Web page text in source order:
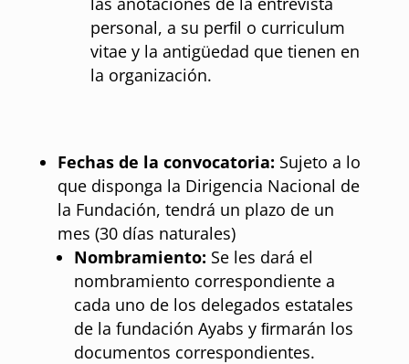
personal, a su perﬁl o curriculum
vitae y la antigüedad que tienen en
la organización.
Fechas de la convocatoria: Sujeto a lo
que disponga la Dirigencia Nacional de
la Fundación, tendrá un plazo de un
mes (30 días naturales)
Nombramiento: Se les dará el
nombramiento correspondiente a
cada uno de los delegados estatales
de la fundación Ayabs y ﬁrmarán los
documentos correspondientes.